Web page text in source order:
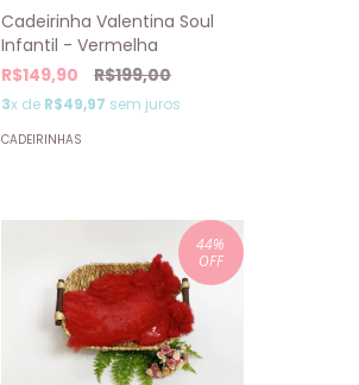
Cadeirinha Valentina Soul
Infantil - Vermelha
R$149,90
R$199,00
3x de R$49,97 sem juros
CADEIRINHAS
44%
OFF